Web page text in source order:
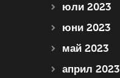
юли 2023
юни 2023
май 2023
април 2023